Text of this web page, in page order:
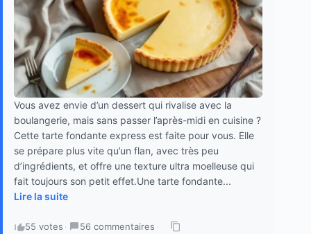
Vous avez envie d’un dessert qui rivalise avec la
boulangerie, mais sans passer l’après-midi en cuisine ?
Cette tarte fondante express est faite pour vous. Elle
se prépare plus vite qu’un flan, avec très peu
d’ingrédients, et offre une texture ultra moelleuse qui
fait toujours son petit effet.Une tarte fondante...
Lire la suite
55 votes · 56 commentaires ·